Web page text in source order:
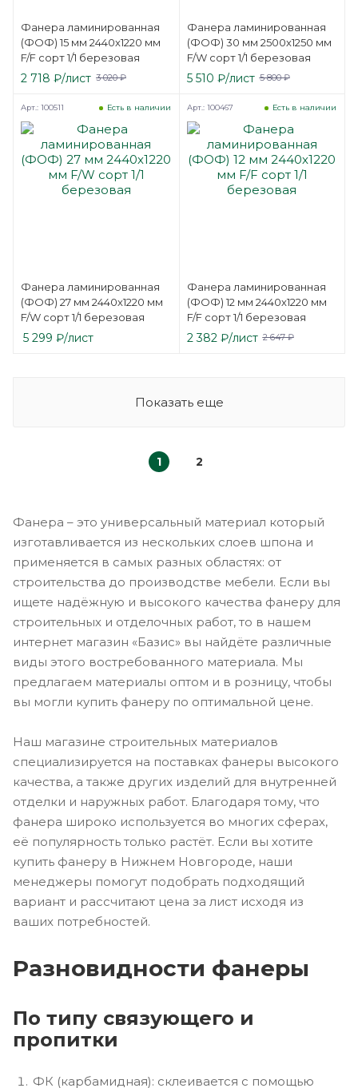
Фанера ламинированная
(ФОФ) 15 мм 2440х1220 мм
F/F сорт 1/1 березовая
2 718 ₽/лист 3 020₽
Фанера ламинированная
(ФОФ) 30 мм 2500х1250 мм
F/W сорт 1/1 березовая
5 510 ₽/лист 5 800₽
Фанера ламинированная
(ФОФ) 27 мм 2440х1220 мм
F/W сорт 1/1 березовая
Есть в наличии
Арт.: 100511
5 299 ₽/лист
Фанера ламинированная
(ФОФ) 12 мм 2440х1220 мм
F/F сорт 1/1 березовая
Есть в наличии
Арт.: 100467
2 382₽/лист 2 647₽
Показать еще
1 2
Фанера – это универсальный материал который
изготавливается из нескольких слоев шпона и
применяется в самых разных областях: от
строительства до производстве мебели. Если вы
ищете надёжную и высокого качества фанеру для
строительных и отделочных работ, то в нашем
интернет магазин «Базис» вы найдёте различные
виды этого востребованного материала. Мы
предлагаем материалы оптом и в розницу, чтобы
вы могли купить фанеру по оптимальной цене.
Наш магазине строительных материалов
специализируется на поставках фанеры высокого
качества, а также других изделий для внутренней
отделки и наружных работ. Благодаря тому, что
фанера широко используется во многих сферах,
её популярность только растёт. Если вы хотите
купить фанеру в Нижнем Новгороде, наши
менеджеры помогут подобрать подходящий
вариант и рассчитают цена за лист исходя из
ваших потребностей.
Разновидности фанеры
По типу связующего и
пропитки
ФК (карбамидная): склеивается с помощью